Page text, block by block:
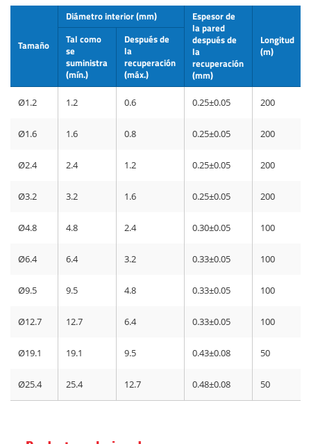
Tamaño
Diámetro interior (mm)
Espesor de
la pared
después de
la
recuperación
(mm)
Longitud
(m)
Tal como
se
suministra
(mín.)
Después de
la
recuperación
(máx.)
Ø1.2 1.2 0.6 0.25±0.05 200
Ø1.6 1.6 0.8 0.25±0.05 200
Ø2.4 2.4 1.2 0.25±0.05 200
Ø3.2 3.2 1.6 0.25±0.05 200
Ø4.8 4.8 2.4 0.30±0.05 100
Ø6.4 6.4 3.2 0.33±0.05 100
Ø9.5 9.5 4.8 0.33±0.05 100
Ø12.7 12.7 6.4 0.33±0.05 100
Ø19.1 19.1 9.5 0.43±0.08 50
Ø25.4 25.4 12.7 0.48±0.08 50